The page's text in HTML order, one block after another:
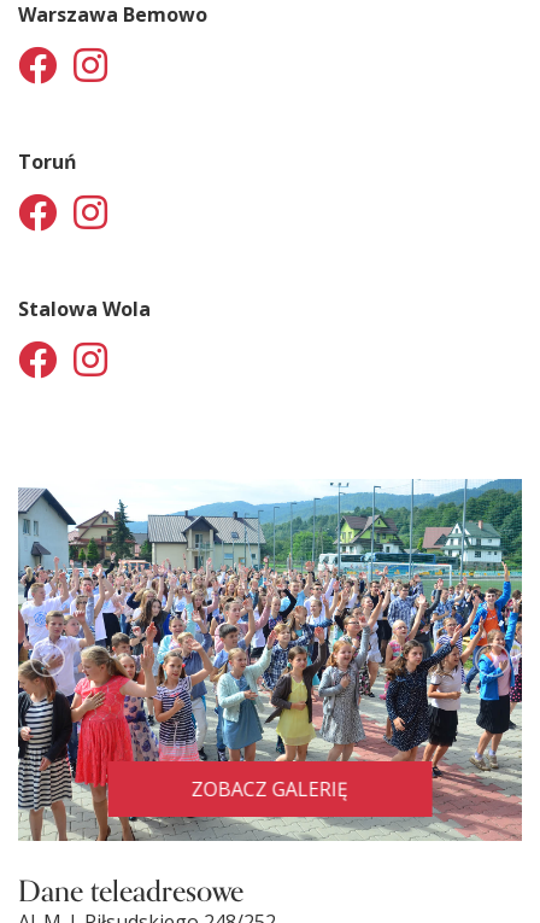
Warszawa Bemowo
Toruń
Stalowa Wola
ZOBACZ GALERIĘ
Dane teleadresowe